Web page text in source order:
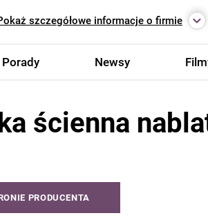
szczegółowe informacje o firmie
Porady Newsy
ścienna
PRODUCENTA